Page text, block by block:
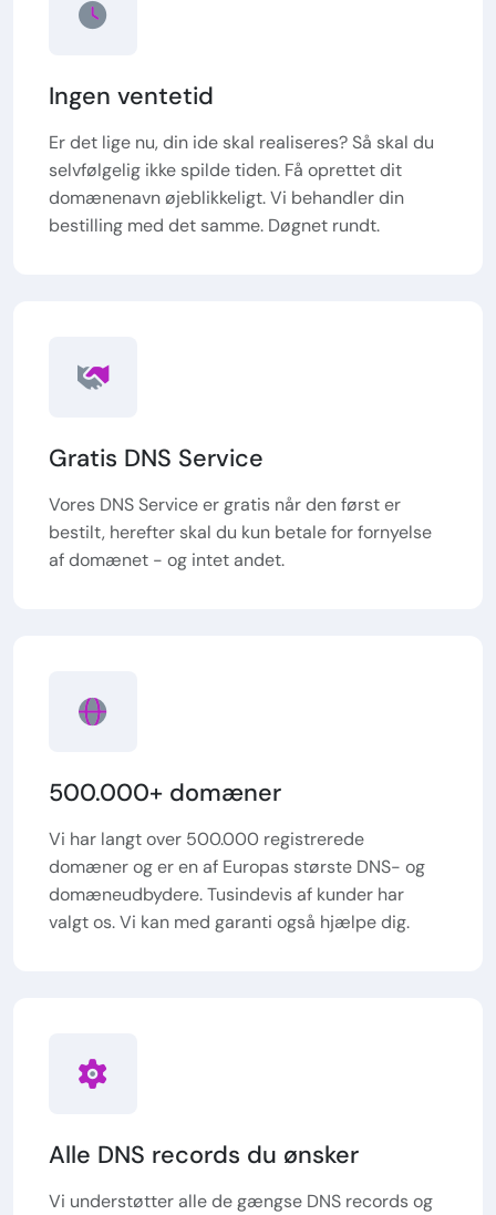
Ingen ventetid
Er det lige nu, din ide skal realiseres? Så skal du
selvfølgelig ikke spilde tiden. Få oprettet dit
domænenavn øjeblikkeligt. Vi behandler din
bestilling med det samme. Døgnet rundt.
Gratis DNS Service
Vores DNS Service er gratis når den først er
bestilt, herefter skal du kun betale for fornyelse
af domænet - og intet andet.
500.000+ domæner
Vi har langt over 500.000 registrerede
domæner og er en af Europas største DNS- og
domæneudbydere. Tusindevis af kunder har
valgt os. Vi kan med garanti også hjælpe dig.
Alle DNS records du ønsker
Vi understøtter alle de gængse DNS records og